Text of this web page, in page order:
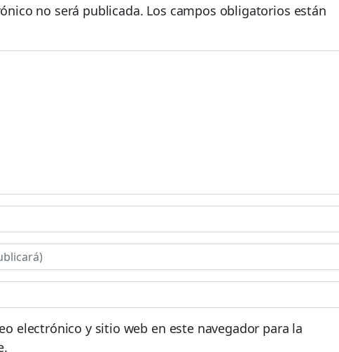
no será publicada. Los campos obligatorios están
electrónico y sitio web en este navegador para la